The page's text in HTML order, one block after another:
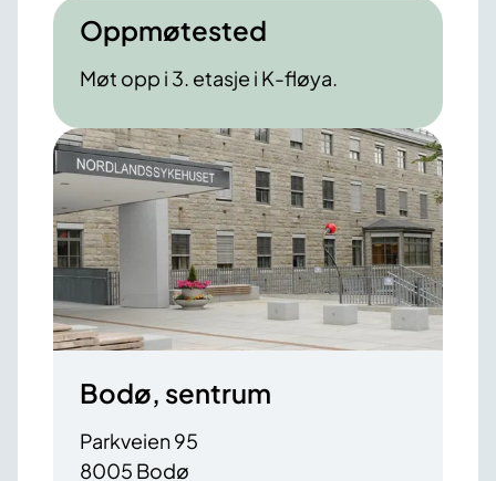
Oppmøtested
Møt opp i 3. etasje i K-fløya.
Bodø, sentrum
Parkveien 95
8005 Bodø